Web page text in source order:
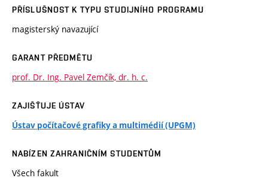
PŘÍSLUŠNOST K TYPU STUDIJNÍHO PROGRAMU
magisterský navazující
GARANT PŘEDMĚTU
prof. Dr. Ing. Pavel Zemčík, dr. h. c.
ZAJIŠŤUJE ÚSTAV
Ústav počítačové grafiky a multimédií (UPGM)
NABÍZEN ZAHRANIČNÍM STUDENTŮM
Všech fakult